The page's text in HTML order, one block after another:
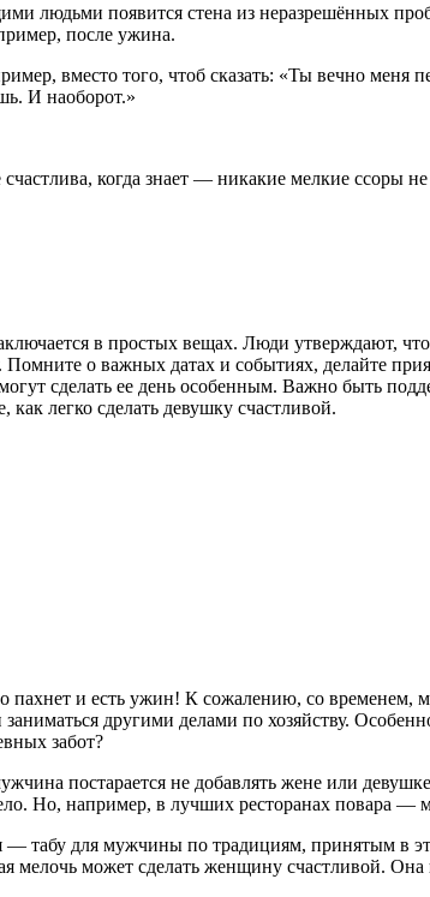
людьми появится стена из неразрешённых
после ужина.
вместо того, чтоб сказать: «Ты вечно меня
И наоборот.»
когда знает — никакие мелкие ссоры
в простых вещах. Люди утверждают,
о важных датах и событиях, делайте
сделать ее день особенным. Важно быть
легко сделать девушку счастливой.
пахнет и есть ужин! К сожалению, со временем,
другими делами по хозяйству.
забот?
постарается не добавлять жене или
Но, например, в лучших ресторанах повара —
— табу для мужчины по традициям, принятым в
мелочь может сделать женщину счастливой. Она